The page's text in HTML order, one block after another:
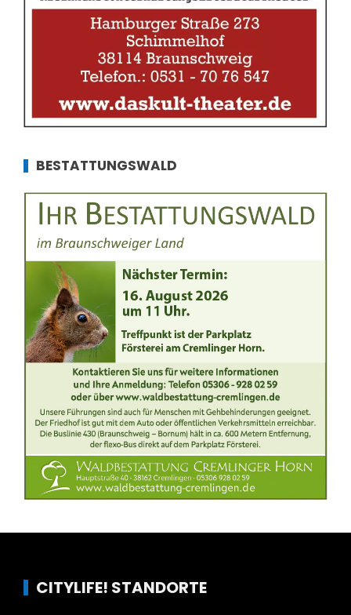
BESTATTUNGSWALD
CITYLIFE! STANDORTE